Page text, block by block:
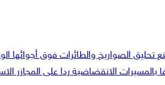
تحليق الصواريخ والطائرات فوق أجوائها
بالمسيرات الانقضاضية ردا على المجازر